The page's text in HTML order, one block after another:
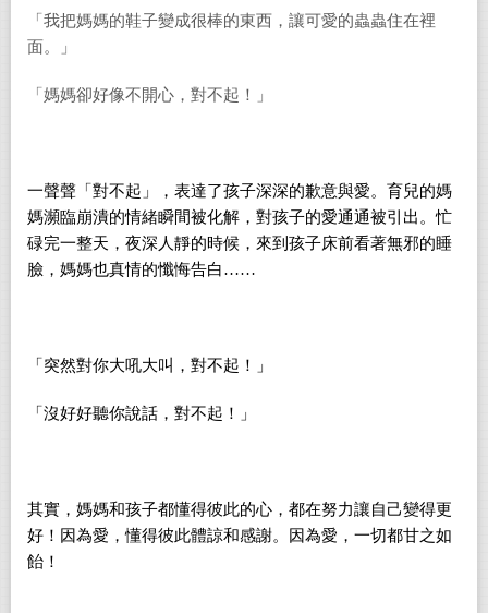
「我把媽媽的鞋子變成很棒的東西，讓可愛的蟲蟲住在裡
面。」
「媽媽卻好像不開心，對不起！」
一聲聲 「 對不起 」
，表達了孩子深深的歉意與愛。育兒的媽
媽瀕臨崩潰的情緒瞬間被化解，對孩子的愛通通被引出。忙
碌完一整天，夜深人靜的時候，來到孩子床前看著無邪的睡
臉，媽媽也真情的懺悔告白……
「突然對你大吼大叫，對不起！」
「沒好好聽你說話，對不起！」
其實，媽媽和孩子都懂得彼此的心，都在努力讓自己變得更
好！因為愛，懂得彼此體諒和感謝。因為愛，一切都甘之如
飴！